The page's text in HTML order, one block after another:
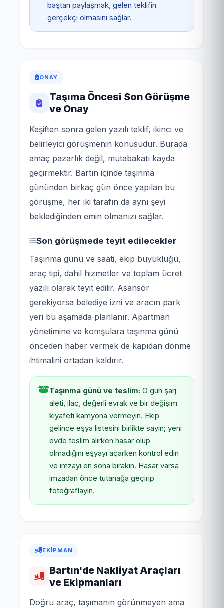
baştan paylaşmak, gelen teklifin
gerçekçi olmasını sağlar.
ONAY
Taşıma Öncesi Son Görüşme
ve Onay
Keşiften sonra gelen yazılı teklif, ikinci ve
belirleyici görüşmenin konusudur. Burada
amaç pazarlık değil, mutabakatı kayda
geçirmektir. Bartın içinde taşınma
gününden birkaç gün önce yapılan bu
görüşme, her iki tarafın da aynı şeyi
beklediğinden emin olmanızı sağlar.
Son görüşmede teyit edilecekler
Taşınma günü ve saati, ekip büyüklüğü,
araç tipi, dahil hizmetler ve toplam ücret
yazılı olarak teyit edilir. Asansör
gerekiyorsa belediye izni ve aracın park
yeri bu aşamada planlanır. Apartman
yönetimine ve komşulara taşınma günü
önceden haber vermek de kapıdan dönme
ihtimalini ortadan kaldırır.
Taşınma günü ve teslim: O gün şarj
aleti, ilaç, değerli evrak ve bir değişim
kıyafeti kamyona vermeyin. Ekip
gelince eşya listesini birlikte sayın; yeni
evde teslim alırken hasar olup
olmadığını eşyayı açarken kontrol edin
ve imzayı en sona bırakın. Hasar varsa
imzadan önce tutanağa geçirip
fotoğraflayın.
EKIPMAN
Bartın'de Nakliyat Araçları
ve Ekipmanları
Doğru araç, taşımanın görünmeyen ama